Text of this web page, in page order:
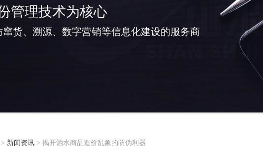
管理技术为核心
货、溯源、数字营销等信息化建设的服务商
> 新闻资讯 > 揭开酒水商品造价乱象的防伪利器